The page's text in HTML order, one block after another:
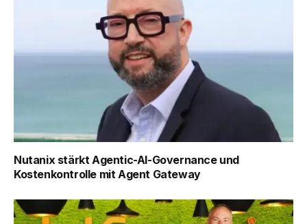
Nutanix stärkt Agentic-AI-Governance und
Kostenkontrolle mit Agent Gateway